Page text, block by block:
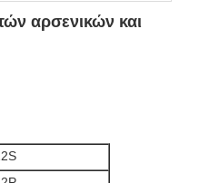
αρσενικών και